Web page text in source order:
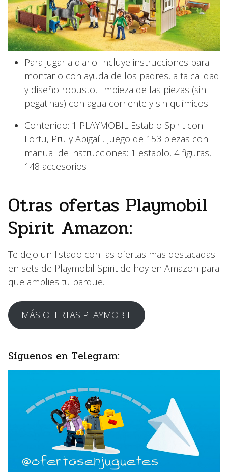
Para jugar a diario: incluye instrucciones para
montarlo con ayuda de los padres, alta calidad
y diseño robusto, limpieza de las piezas (sin
pegatinas) con agua corriente y sin químicos
Contenido: 1 PLAYMOBIL Establo Spirit con
Fortu, Pru y Abigaíl, Juego de 153 piezas con
manual de instrucciones: 1 establo, 4 figuras,
148 accesorios
Otras ofertas Playmobil
Spirit Amazon:
Te dejo un listado con las ofertas mas destacadas
en sets de Playmobil Spirit de hoy en Amazon para
que amplies tu parque.
MÁS OFERTAS PLAYMOBIL
Síguenos en Telegram: